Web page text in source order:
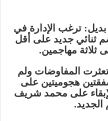
ترغب الإدارة في
ثنائي جديد على أقل
ثلاثة مهاجمين.
المفاوضات ولم
هجوميتين على
على محمد شريف